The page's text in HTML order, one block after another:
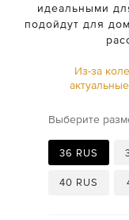
идеальными
подойдут для
Из-за
Выберите
36 RUS
40 RUS